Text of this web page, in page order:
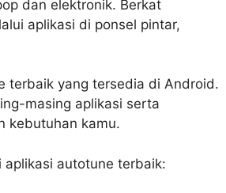
dan elektronik. Berkat
aplikasi di ponsel pintar,
terbaik yang tersedia di Android.
masing aplikasi serta
kebutuhan kamu.
autotune terbaik: